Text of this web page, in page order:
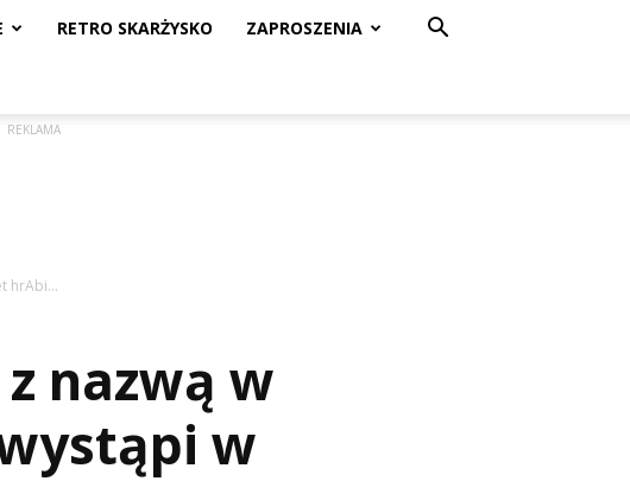
RETRO SKARŻYSKO ZAPROSZENIA
REKLAMA
hrAbi...
nazwą w
w